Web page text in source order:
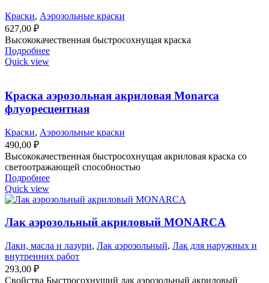
Краски, Аэрозольные краски
627,00 ₽
Высококачественная быстросохнущая краска
Подробнее
Quick view
Краска аэрозольная акриловая Monarca
флуоресцентная
Краски, Аэрозольные краски
490,00 ₽
Высококачественная быстросохнущая акриловая краска со
светоотражающей способностью
Подробнее
Quick view
Лак аэрозольный акриловый MONARCA
Лаки, масла и лазури, Лак аэрозольный, Лак для наружных и
внутренних работ
293,00 ₽
Свойства Быстросохнущий лак аэрозольный акриловый